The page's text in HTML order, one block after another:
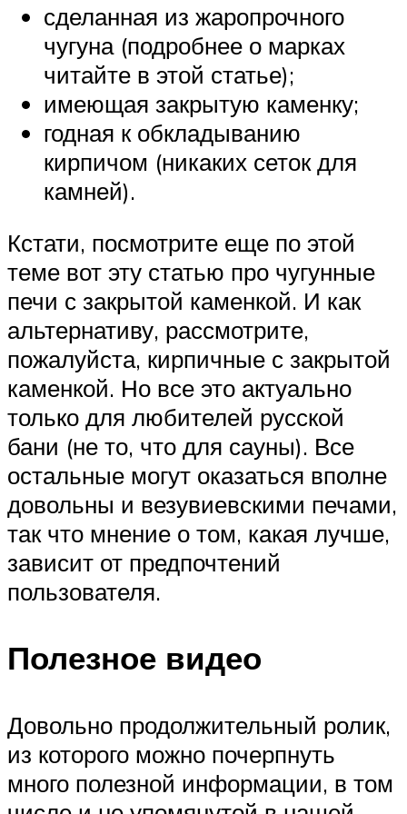
сделанная из жаропрочного
чугуна (подробнее о марках
читайте в этой статье);
имеющая закрытую каменку;
годная к обкладыванию
кирпичом (никаких сеток для
камней).
Кстати, посмотрите еще по этой
теме вот эту статью про чугунные
печи с закрытой каменкой. И как
альтернативу, рассмотрите,
пожалуйста, кирпичные с закрытой
каменкой. Но все это актуально
только для любителей русской
бани (не то, что для сауны). Все
остальные могут оказаться вполне
довольны и везувиевскими печами,
так что мнение о том, какая лучше,
зависит от предпочтений
пользователя.
Полезное видео
Довольно продолжительный ролик,
из которого можно почерпнуть
много полезной информации, в том